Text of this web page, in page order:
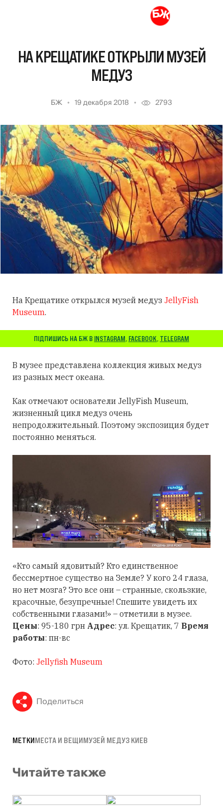
НА КРЕЩАТИКЕ ОТКРЫЛИ МУЗЕЙ
МЕДУЗ
БЖ 19 декабря 2018 2793
На Крещатике открылся музей медуз JellyFish
Museum.
ПІДПИШИСЬ НА БЖ В INSTAGRAM, FACEBOOK, TELEGRAM
В музее представлена коллекция живых медуз
из разных мест океана.
Как отмечают основатели JellyFish Museum,
жизненный цикл медуз очень
непродолжительный. Поэтому экспозиция будет
постоянно меняться.
«Кто самый ядовитый? Кто единственное
бессмертное существо на Земле? У кого 24 глаза,
но нет мозга? Это все они – странные, скользкие,
красочные, безупречные! Спешите увидеть их
собственными глазами!» – отметили в музее.
Цены: 95-180 грн Адрес: ул. Крещатик, 7 Время
работы: пн-вс
Фото: Jellyfish Museum
Поделиться
МЕТКИМЕСТА И ВЕЩИМУЗЕЙ МЕДУЗ КИЕВ
Читайте также